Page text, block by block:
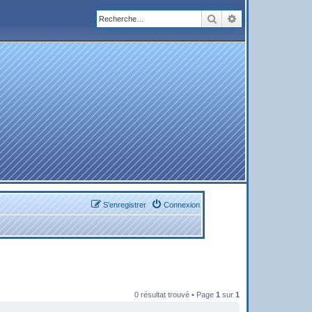
Rechercher
Connexion
S’enregistrer
0 résultat trouvé • Page 1 sur 1